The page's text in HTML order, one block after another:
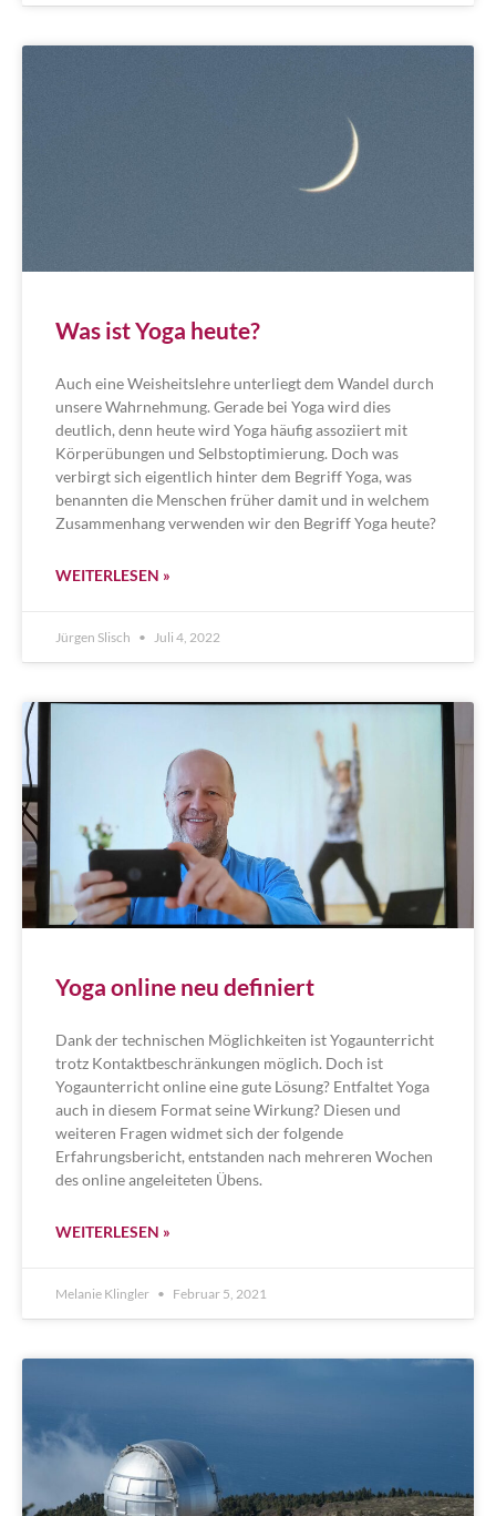
Was ist Yoga heute?
Auch eine Weisheitslehre unterliegt dem Wandel durch
unsere Wahrnehmung. Gerade bei Yoga wird dies
deutlich, denn heute wird Yoga häufig assoziiert mit
Körperübungen und Selbstoptimierung. Doch was
verbirgt sich eigentlich hinter dem Begriff Yoga, was
benannten die Menschen früher damit und in welchem
Zusammenhang verwenden wir den Begriff Yoga heute?
WEITERLESEN »
Jürgen Slisch Juli 4, 2022
Yoga online neu definiert
Dank der technischen Möglichkeiten ist Yogaunterricht
trotz Kontaktbeschränkungen möglich. Doch ist
Yogaunterricht online eine gute Lösung? Entfaltet Yoga
auch in diesem Format seine Wirkung? Diesen und
weiteren Fragen widmet sich der folgende
Erfahrungsbericht, entstanden nach mehreren Wochen
des online angeleiteten Übens.
WEITERLESEN »
Melanie Klingler Februar 5, 2021